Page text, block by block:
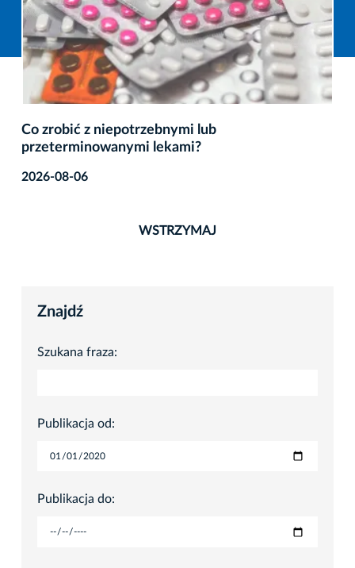
Co zrobić z niepotrzebnymi lub
przeterminowanymi lekami?
2026-08-06
WSTRZYMAJ
Znajdź
Szukana fraza:
Publikacja od:
Publikacja do: